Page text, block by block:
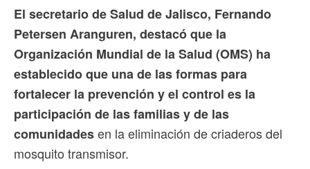
El secretario de Salud de Jalisco, Fernando
Petersen Aranguren, destacó que la
Organización Mundial de la Salud (OMS) ha
establecido que una de las formas para
fortalecer la prevención y el control es la
participación de las familias y de las
comunidadesen la eliminación de criaderos del
mosquito transmisor.